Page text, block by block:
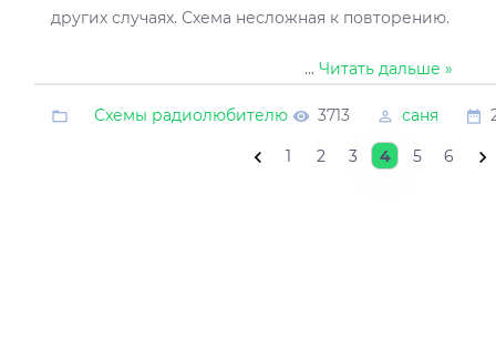
других случаях. Схема несложная к повторению.
...Читать дальше »
Схемы радиолюбителю 3713 саня
1 2 3 4 5 6